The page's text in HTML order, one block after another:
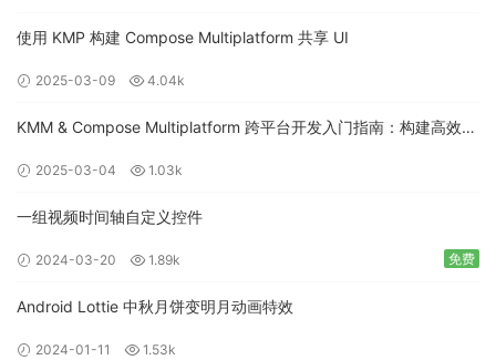
使用 KMP 构建 Compose Multiplatform 共享 UI
2025-03-09 4.04k
KMM & Compose Multiplatform 跨平台开发入门指南：构建高效的
2025-03-04 1.03k
一组视频时间轴自定义控件
2024-03-20 1.89k 免费
Android Lottie 中秋月饼变明月动画特效
2024-01-11 1.53k